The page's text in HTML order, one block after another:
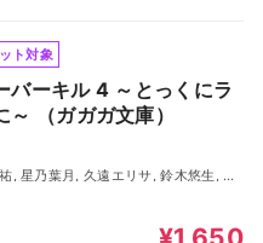
ト対象
バーキル 4 ～とっくにラ
（ガガガ文庫）
聖